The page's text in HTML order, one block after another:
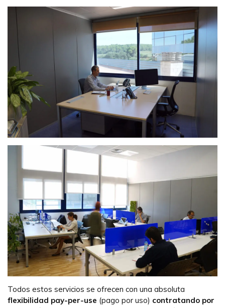
Todos estos servicios se ofrecen con una absoluta
flexibilidad pay-per-use (pago por uso) contratando por